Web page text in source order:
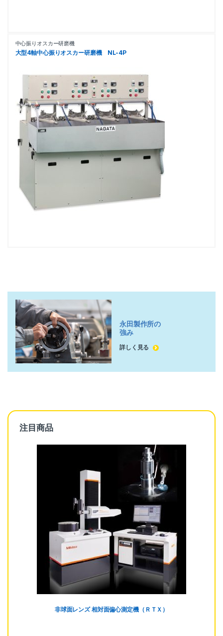
中心振りオスカー研磨機
大型4軸中心振りオスカー研磨機 NL-4P
永田製作所の
強み
詳しく見る
注目商品
非球面レンズ 相対面偏心測定機（ＲＴＸ）